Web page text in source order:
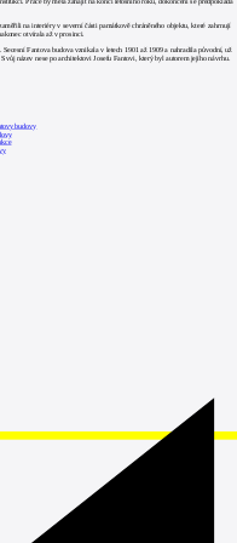
na interiéry v severní části památkově chráněného objektu, které zahrnují
otvírala až v prosinci.
Fantova budova vznikala v letech 1901 až 1909 a nahradila původní, už
název nese po architektovi Josefu Fantovi, který byl autorem jejího návrhu.
budovy